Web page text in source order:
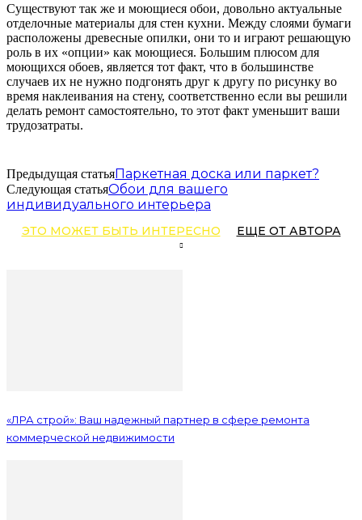
Существуют так же и моющиеся обои, довольно актуальные
отделочные материалы для стен кухни. Между слоями бумаги
расположены древесные опилки, они то и играют решающую
роль в их «опции» как моющиеся. Большим плюсом для
моющихся обоев, является тот факт, что в большинстве
случаев их не нужно подгонять друг к другу по рисунку во
время наклеивания на стену, соответственно если вы решили
делать ремонт самостоятельно, то этот факт уменьшит ваши
трудозатраты.
Предыдущая статьяПаркетная доска или паркет?
Следующая статьяОбои для вашего
индивидуального интерьера
ЭТО МОЖЕТ БЫТЬ ИНТЕРЕСНО ЕЩЕ ОТ АВТОРА
«ЛРА строй»: Ваш надежный партнер в сфере ремонта
коммерческой недвижимости